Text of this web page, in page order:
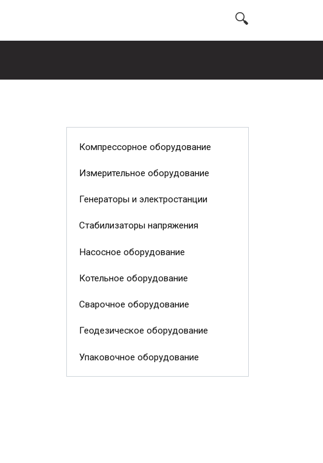
Компрессорное оборудование
Измерительное оборудование
Генераторы и электростанции
Стабилизаторы напряжения
Насосное оборудование
Котельное оборудование
Сварочное оборудование
Геодезическое оборудование
Упаковочное оборудование